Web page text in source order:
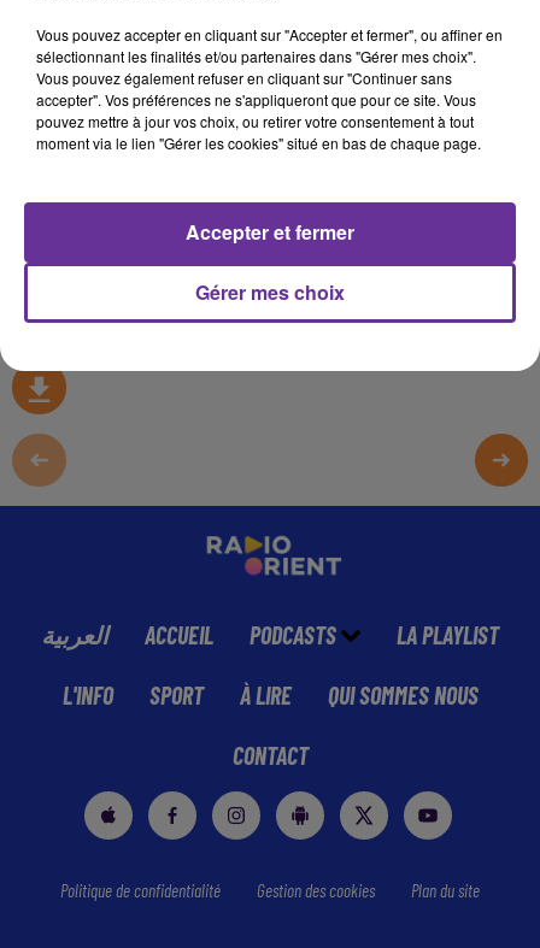
YASSIN LAMAOUI, CANDIDAT LREM À SAINTE-
GENEVIÈVE-DES-BOIS INVITÉ DE PLURIEL
Radio Orient
Pluriel (FR)
0:00 41 min 7 sec
العربية ACCUEIL PODCASTS LA PLAYLIST
L'INFO SPORT À LIRE QUI SOMMES NOUS
CONTACT
Politique de confidentialité Gestion des cookies Plan du site
Vous pouvez accepter en cliquant sur "Accepter et fermer", ou affiner en
sélectionnant les finalités et/ou partenaires dans "Gérer mes choix".
Vous pouvez également refuser en cliquant sur "Continuer sans
accepter". Vos préférences ne s'appliqueront que pour ce site. Vous
pouvez mettre à jour vos choix, ou retirer votre consentement à tout
moment via le lien "Gérer les cookies" situé en bas de chaque page.
Gérer mes choix
Accepter et fermer